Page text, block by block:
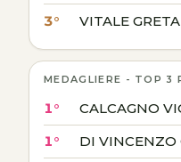
3° VITALE GRETA
MEDAGLIERE - TOP
1° CALCAGNO
1° DI VINCENZO